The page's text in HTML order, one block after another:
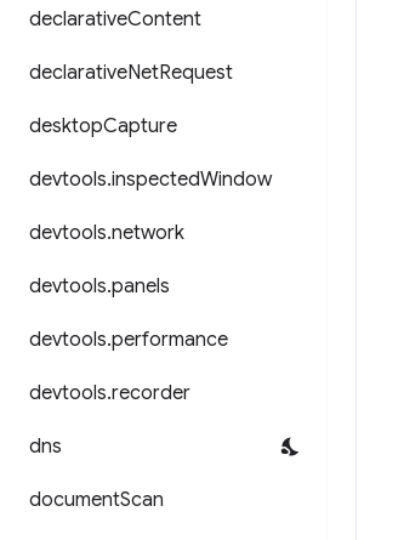
declarativeContent
declarativeNetRequest
desktopCapture
devtools.inspectedWindow
devtools.network
devtools.panels
devtools.performance
devtools.recorder
dns
documentScan